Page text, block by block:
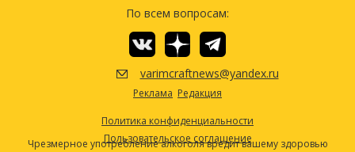
По всем вопросам:
varimcraftnews@yandex.ru
Реклама Редакция
Политика конфиденциальности
Пользовательское соглашение
Чрезмерное употребление алкоголя вредит вашему здоровью